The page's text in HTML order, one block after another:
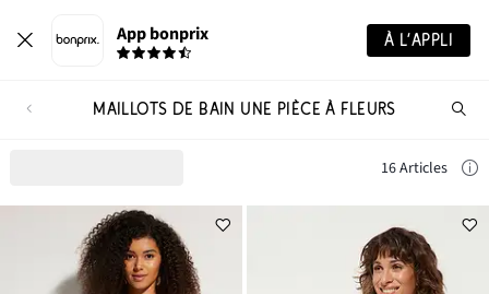
App bonprix À L’APPLI
MAILLOTS DE BAIN UNE PIÈCE À FLEURS
16 Articles